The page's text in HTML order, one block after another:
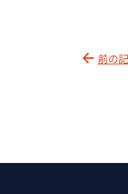
前の